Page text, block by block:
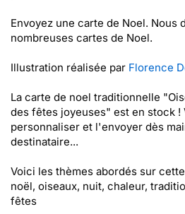
Envoyez une carte de Noel. Nous
nombreuses cartes de Noel.
Illustration réalisée par Florence
La carte de noel traditionnelle
des fêtes joyeuses" est en stock !
personnaliser et l'envoyer dès
destinataire...
Voici les thèmes abordés sur
noël, oiseaux, nuit, chaleur,
fêtes